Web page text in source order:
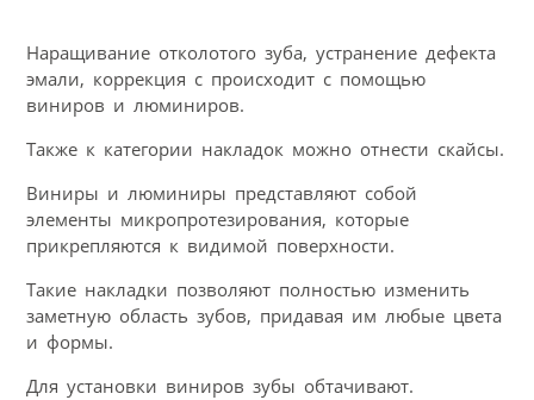
Наращивание отколотого зуба, устранение дефекта
эмали, коррекция с происходит с помощью
виниров и люминиров.
Также к категории накладок можно отнести скайсы.
Виниры и люминиры представляют собой
элементы микропротезирования, которые
прикрепляются к видимой поверхности.
Такие накладки позволяют полностью изменить
заметную область зубов, придавая им любые цвета
и формы.
Для установки виниров зубы обтачивают.